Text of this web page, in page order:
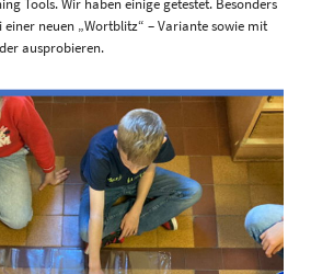
Tools. Wir haben einige getestet. Besonders
neuen „Wortblitz“ – Variante sowie mit
ausprobieren.